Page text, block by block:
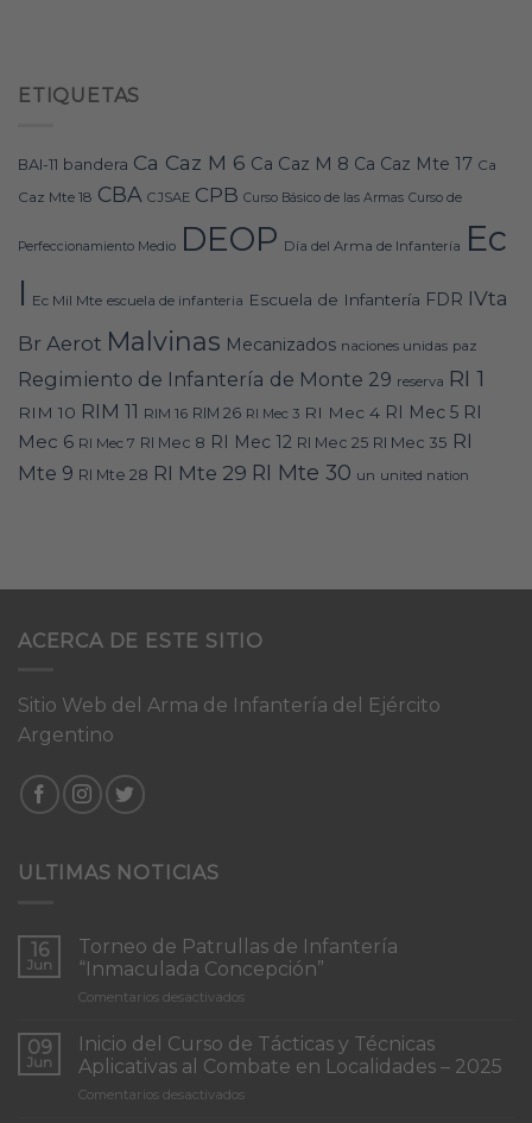
ETIQUETAS
BAI-11 bandera Ca Caz M 6 Ca Caz M 8 Ca Caz Mte 17 Ca
Caz Mte 18 CBA CJSAE CPB Curso Básico de las Armas Curso de
Perfeccionamiento Medio DEOP Día del Arma de Infantería Ec
I Ec Mil Mte escuela de infanteria Escuela de Infantería FDR IVta
Br Aerot Malvinas Mecanizados naciones unidas paz
Regimiento de Infantería de Monte 29 reserva RI 1
RIM 10 RIM 11 RIM 16 RIM 26 RI Mec 3 RI Mec 4 RI Mec 5 RI
Mec 6 RI Mec 7 RI Mec 8 RI Mec 12 RI Mec 25 RI Mec 35 RI
Mte 9 RI Mte 28 RI Mte 29 RI Mte 30 un united nation
ACERCA DE ESTE SITIO
Sitio Web del Arma de Infantería del Ejército
Argentino
ULTIMAS NOTICIAS
16
Jun
Torneo de Patrullas de Infantería
“Inmaculada Concepción”
Comentarios desactivadosen
de
Patrullas
de
Infantería
09
Jun
Inicio del Curso de Tácticas y Técnicas
Aplicativas al Combate en Localidades – 2025
Comentarios desactivadosen